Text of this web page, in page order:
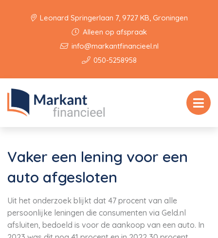
Leonard Springerlaan 7, 9727 KB, Groningen
Alleen op afspraak
info@markantfinancieel.nl
050-5258958
Vaker een lening voor een
auto afgesloten
Uit het onderzoek blijkt dat 47 procent van alle
persoonlijke leningen die consumenten via Geld.nl
afsluiten, bedoeld is voor de aankoop van een auto. In